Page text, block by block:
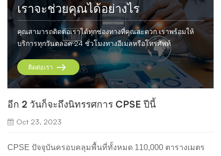
เราจะช่วยคุณได้อย่างไร
คุณสามารถติดต่อเราได้ทุกช่องทางที่คุณสะดวก เราพร้อมให้
บริการทุกวันตลอด 24 ชั่วโมงทางอีเมลหรือโทรศัพท์
ติดต่อเรา
อีก 2 วันก็จะถึงนิทรรศการ CPSE ปีนี้
Oct 23, 2023
CPSE ปัจจุบันครอบคลุมพื้นที่ทั้งหมด 110,000 ตารางเมตร